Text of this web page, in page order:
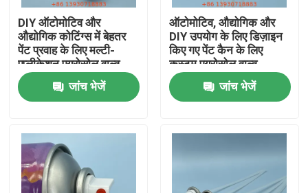
घर
उत्पादों
वीडियो
DIY ऑटोमोटिव और
औद्योगिक कोटिंग्स में बेहतर
पेंट प्रवाह के लिए मल्टी-
एप्लीकेशन एयरोसोल वाल्व
जांच भेजें
ऑटोमोटिव, औद्योगिक और
DIY उपयोग के लिए डिज़ाइन
किए गए पेंट कैन के लिए
कस्टम एयरोसोल वाल्व
जांच भेजें